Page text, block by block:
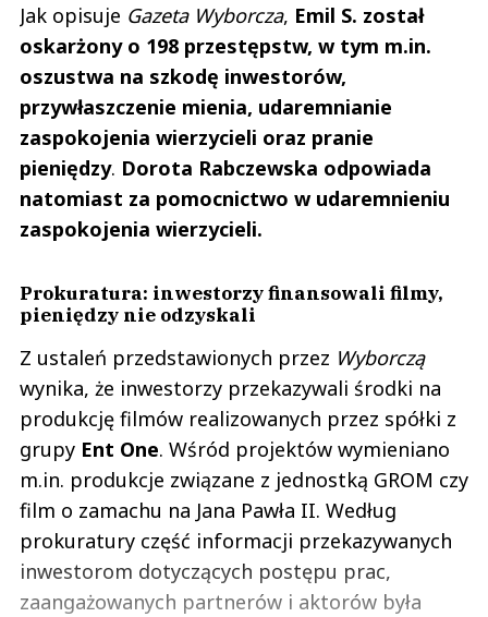
Jak opisuje Gazeta Wyborcza, Emil S. został
oskarżony o 198 przestępstw, w tym m.in.
oszustwa na szkodę inwestorów,
przywłaszczenie mienia, udaremnianie
zaspokojenia wierzycieli oraz pranie
pieniędzy. Dorota Rabczewska odpowiada
natomiast za pomocnictwo w udaremnieniu
zaspokojenia wierzycieli.
Prokuratura: inwestorzy finansowali filmy,
pieniędzy nie odzyskali
Z ustaleń przedstawionych przez Wyborczą
wynika, że inwestorzy przekazywali środki na
produkcję filmów realizowanych przez spółki z
grupy Ent One. Wśród projektów wymieniano
m.in. produkcje związane z jednostką GROM czy
film o zamachu na Jana Pawła II. Według
prokuratury część informacji przekazywanych
inwestorom dotyczących postępu prac,
zaangażowanych partnerów i aktorów była